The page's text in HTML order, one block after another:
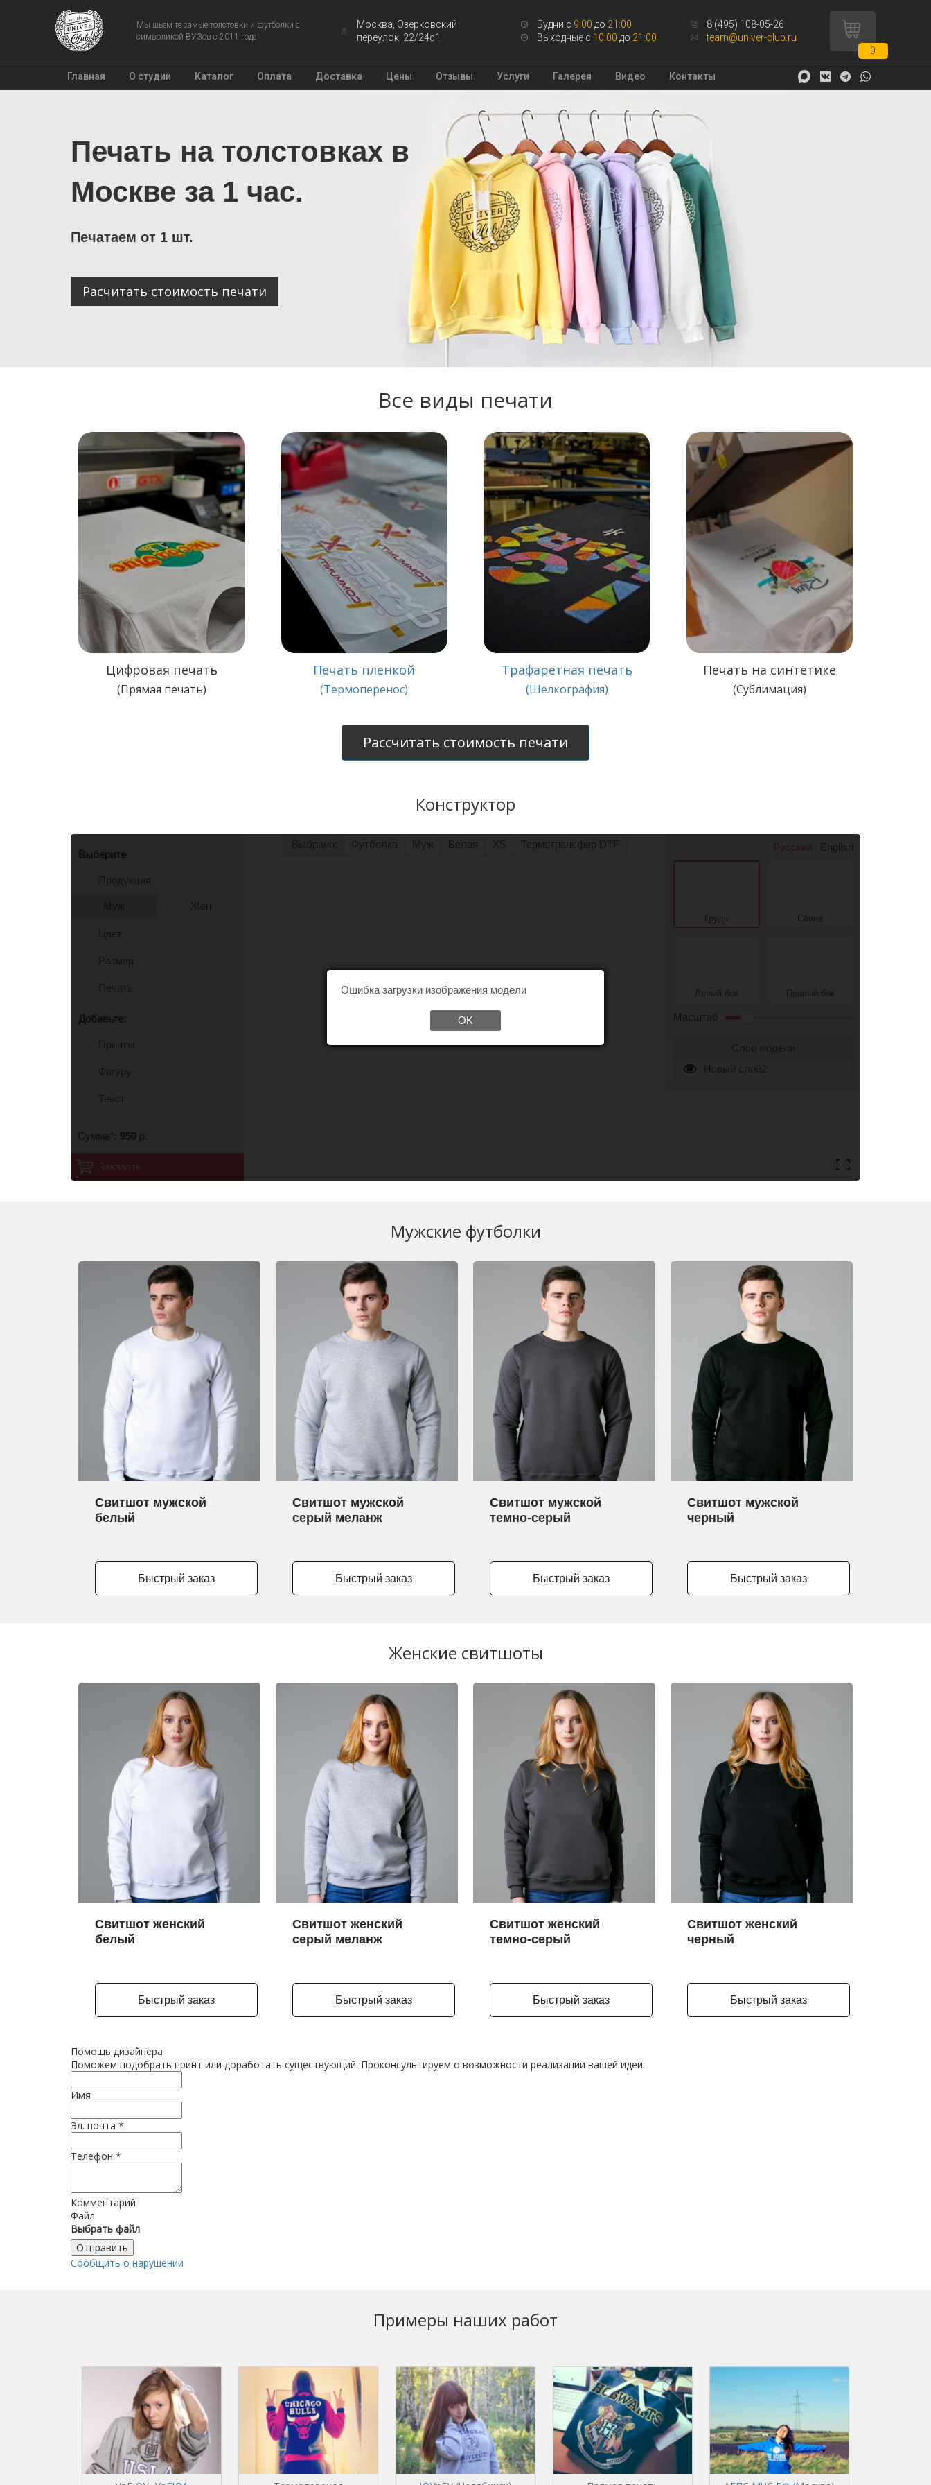
Мы шьем те самые толстовки и футболки с
символикой ВУЗов с 2011 года
Москва, Озерковский
переулок, 22/24с1
Будни с 9:00 до 21:00
Выходные с 10:00 до 21:00
8 (495) 108-05-26
team@univer-club.ru
0
Главная О студии Каталог Оплата Доставка Цены Отзывы Услуги Галерея Видео Контакты
Печать на толстовках в
Москве за 1 час.
Печатаем от 1 шт.
Расчитать стоимость печати
Все виды печати
Цифровая печать
(Прямая печать)
Печать пленкой
(Термоперенос)
Трафаретная печать
(Шелкография)
Печать на синтетике
(Сублимация)
Рассчитать стоимость печати
Конструктор
Мужские футболки
Свитшот мужской
белый
Быстрый заказ
Свитшот мужской
серый меланж
Быстрый заказ
Свитшот мужской
темно-серый
Быстрый заказ
Свитшот мужской
черный
Быстрый заказ
Женские свитшоты
Свитшот женский
белый
Быстрый заказ
Свитшот женский
серый меланж
Быстрый заказ
Свитшот женский
темно-серый
Быстрый заказ
Свитшот женский
черный
Быстрый заказ
Помощь дизайнера
Поможем подобрать принт или доработать существующий. Проконсультируем о возможности реализации вашей идеи.
Имя
Эл. почта *
Телефон *
Комментарий
Файл
Выбрать файл
Отправить
Сообщить о нарушении
Примеры наших работ